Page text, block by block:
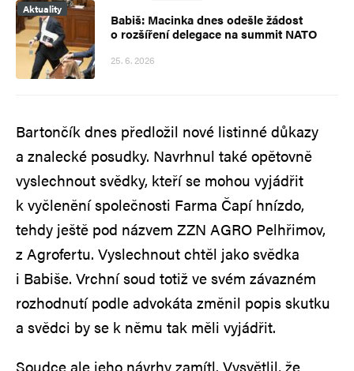
Aktuality
Babiš: Macinka dnes odešle žádost
o rozšíření delegace na summit NATO
25. 6. 2026
Bartončík dnes předložil nové listinné důkazy
a znalecké posudky. Navrhnul také opětovně
vyslechnout svědky, kteří se mohou vyjádřit
k vyčlenění společnosti Farma Čapí hnízdo,
tehdy ještě pod názvem ZZN AGRO Pelhřimov,
z Agrofertu. Vyslechnout chtěl jako svědka
i Babiše. Vrchní soud totiž ve svém závazném
rozhodnutí podle advokáta změnil popis skutku
a svědci by se k němu tak měli vyjádřit.
Soudce ale jeho návrhy zamítl. Vysvětlil, že